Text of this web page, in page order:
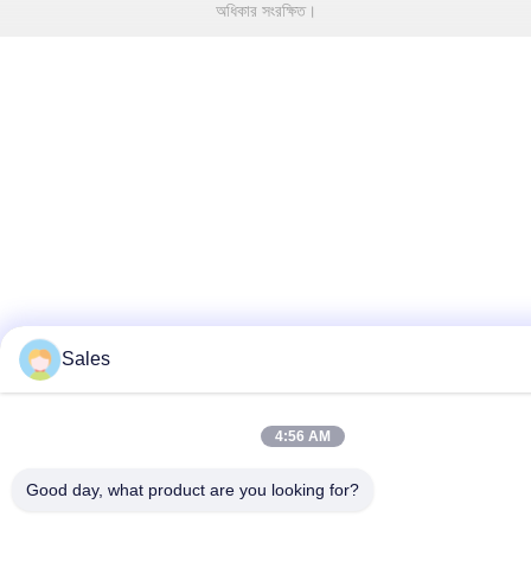
অধিকার সংরক্ষিত।
Sales
4:56 AM
Good day, what product are you looking for?